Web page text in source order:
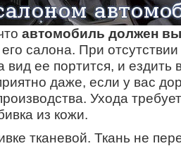
автомобиль должен
салона. При
вид ее портится, и ездить
даже, если у вас
Ухода
из кожи.
тканевой. Ткань не